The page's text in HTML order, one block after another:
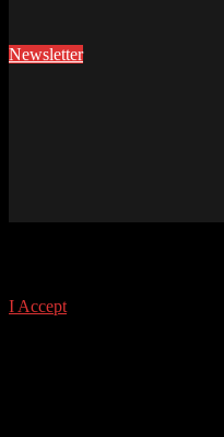
Newsletter
I Accept